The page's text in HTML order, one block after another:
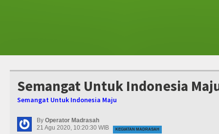
Semangat Untuk Indonesia
Semangat Untuk Indonesia Maju
By Operator Madrasah
21 Agu 2020, 10:20:30 WIB
KEGIATAN MADRASAH